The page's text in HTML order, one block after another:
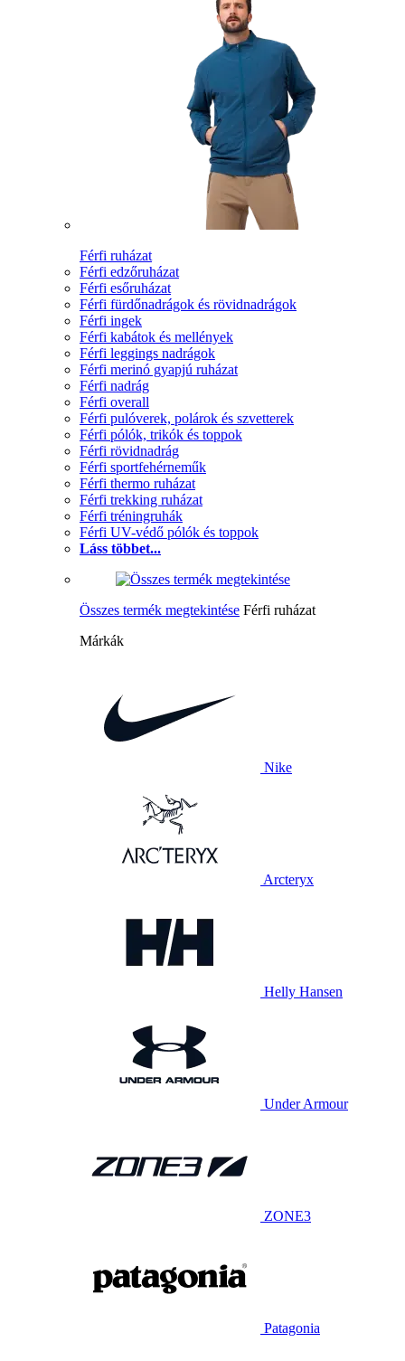
Férfi ruházat
Férfi edzőruházat
Férfi esőruházat
Férfi fürdőnadrágok és rövidnadrágok
Férfi ingek
Férfi kabátok és mellények
Férfi leggings nadrágok
Férfi merinó gyapjú ruházat
Férfi nadrág
Férfi overall
Férfi pulóverek, polárok és szvetterek
Férfi pólók, trikók és toppok
Férfi rövidnadrág
Férfi sportfehérneműk
Férfi thermo ruházat
Férfi trekking ruházat
Férfi tréningruhák
Férfi UV-védő pólók és toppok
Láss többet...
Összes termék megtekintése Férfi ruházat
Márkák
Nike
Arcteryx
Helly Hansen
Under Armour
ZONE3
Patagonia